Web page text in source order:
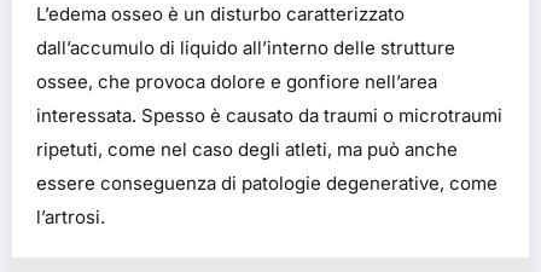
L’edema osseo è un disturbo caratterizzato
dall’accumulo di liquido all’interno delle strutture
ossee, che provoca dolore e gonfiore nell’area
interessata. Spesso è causato da traumi o microtraumi
ripetuti, come nel caso degli atleti, ma può anche
essere conseguenza di patologie degenerative, come
l’artrosi.